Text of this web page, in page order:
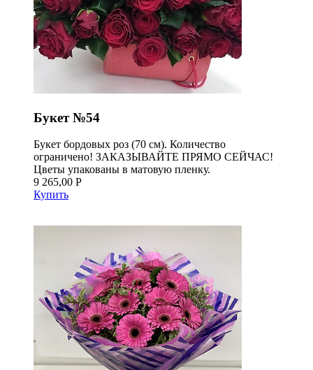
Букет №54
Букет бордовых роз (70 см). Количество
ограничено! ЗАКАЗЫВАЙТЕ ПРЯМО СЕЙЧАС!
Цветы упакованы в матовую пленку.
9 265,00 Р
Купить